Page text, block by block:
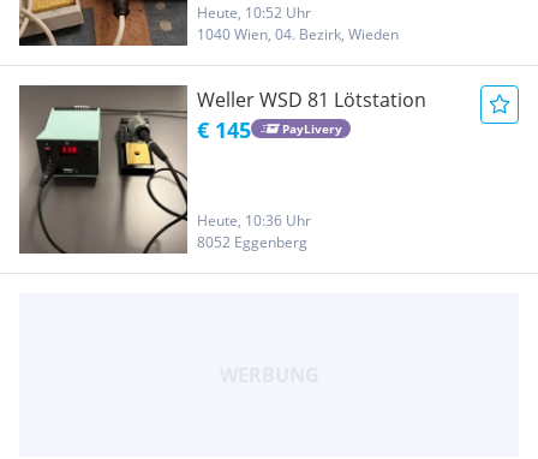
Heute, 10:52 Uhr
1040 Wien, 04. Bezirk, Wieden
Weller WSD 81 Lötstation
€ 145 PayLivery
Heute, 10:36 Uhr
8052 Eggenberg